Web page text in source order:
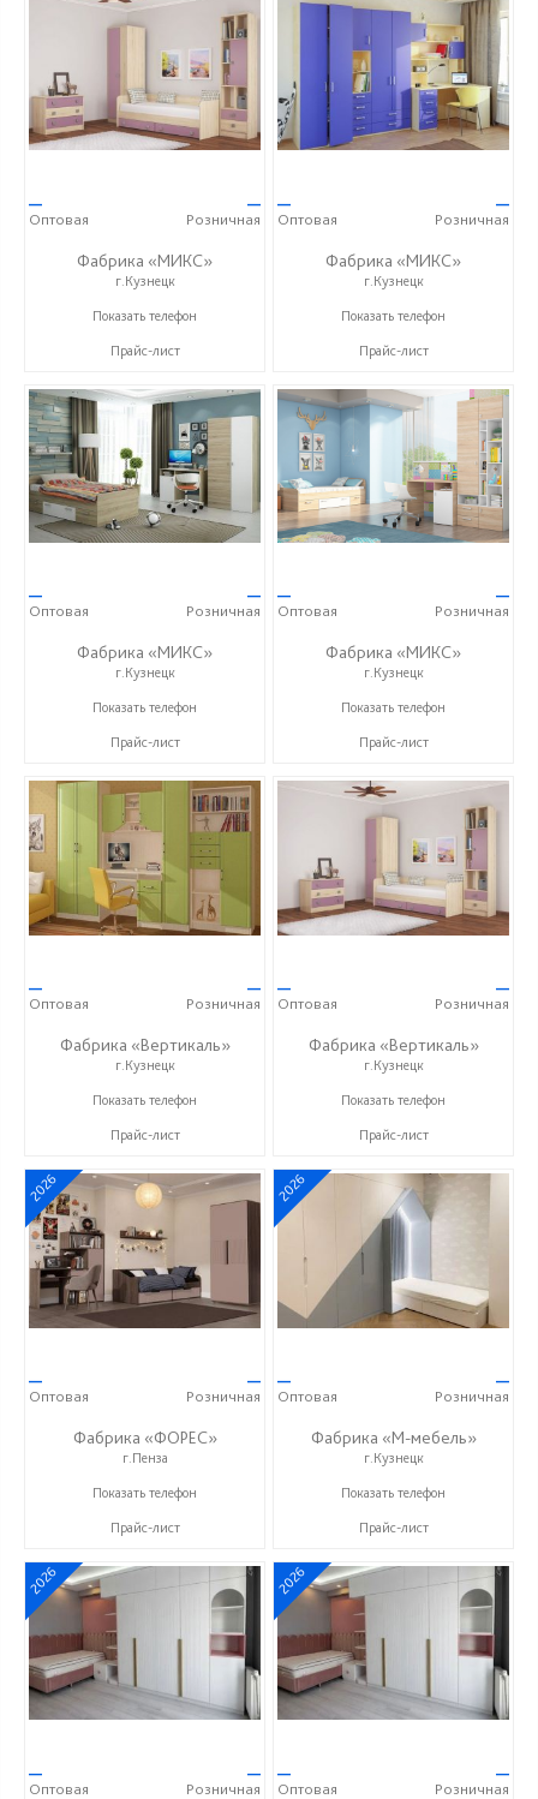
—
Оптовая
—
Розничная
Фабрика «МИКС»
г.Кузнецк
+7 (937) 423-36-37
Показать телефон
Прайс-лист
—
Оптовая
—
Розничная
Фабрика «МИКС»
г.Кузнецк
+7 (937) 423-36-37
Показать телефон
Прайс-лист
—
Оптовая
—
Розничная
Фабрика «МИКС»
г.Кузнецк
+7 (937) 423-36-37
Показать телефон
Прайс-лист
—
Оптовая
—
Розничная
Фабрика «МИКС»
г.Кузнецк
+7 (937) 423-36-37
Показать телефон
Прайс-лист
—
Оптовая
—
Розничная
Фабрика «Вертикаль»
г.Кузнецк
+7 (927) 38-059-88
Показать телефон
Прайс-лист
—
Оптовая
—
Розничная
Фабрика «Вертикаль»
г.Кузнецк
+7 (927) 38-059-88
Показать телефон
Прайс-лист
2026
—
Оптовая
—
Розничная
Фабрика «ФОРЕС»
г.Пенза
+7 (8412) 73-85-16
Показать телефон
Прайс-лист
2026
—
Оптовая
—
Розничная
Фабрика «М-мебель»
г.Кузнецк
+7 (902) 349-19-19
Показать телефон
Прайс-лист
2026
—
Оптовая
—
Розничная
2026
—
Оптовая
—
Розничная